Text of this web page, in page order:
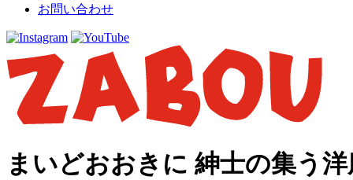
お問い合わせ
まいどおおきに 紳士の集う